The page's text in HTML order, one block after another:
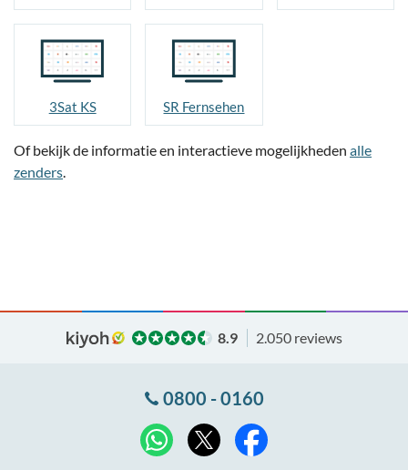
3Sat KS SR Fernsehen
Of bekijk de informatie en interactieve mogelijkheden alle
zenders.
8.9 2.050 reviews
0800 - 0160